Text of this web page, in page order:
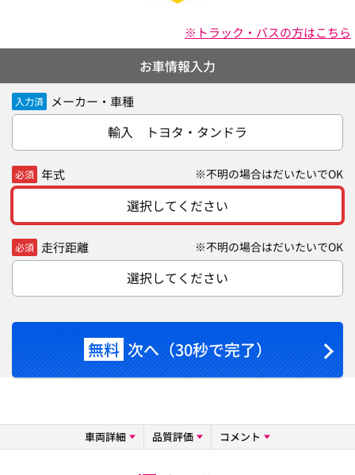
※トラック・バスの方はこちら
お車情報入力
入力済 メーカー・車種
輸入 トヨタ・タンドラ
必須 年式 ※不明の場合はだいたいでOK
選択してください
必須 走行距離 ※不明の場合はだいたいでOK
選択してください
無料 次へ（30秒で完了）
車両詳細 品質評価 コメント